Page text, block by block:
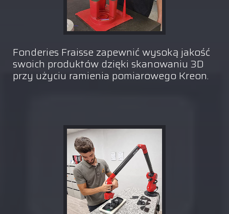
Fonderies Fraisse zapewnić wysoką jakość
swoich produktów dzięki skanowaniu 3D
przy użyciu ramienia pomiarowego Kreon.